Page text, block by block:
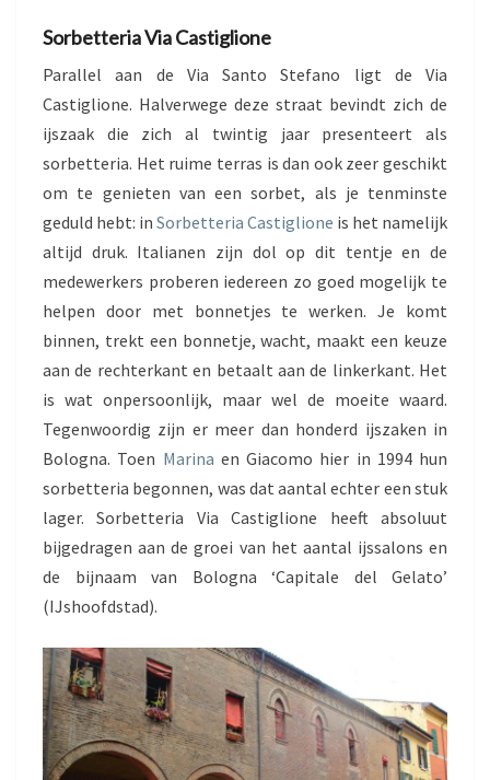
Sorbetteria Via Castiglione
Parallel aan de Via Santo Stefano ligt de Via
Castiglione. Halverwege deze straat bevindt zich de
ijszaak die zich al twintig jaar presenteert als
sorbetteria. Het ruime terras is dan ook zeer geschikt
om te genieten van een sorbet, als je tenminste
geduld hebt: in Sorbetteria Castiglione is het namelijk
altijd druk. Italianen zijn dol op dit tentje en de
medewerkers proberen iedereen zo goed mogelijk te
helpen door met bonnetjes te werken. Je komt
binnen, trekt een bonnetje, wacht, maakt een keuze
aan de rechterkant en betaalt aan de linkerkant. Het
is wat onpersoonlijk, maar wel de moeite waard.
Tegenwoordig zijn er meer dan honderd ijszaken in
Bologna. Toen Marina en Giacomo hier in 1994 hun
sorbetteria begonnen, was dat aantal echter een stuk
lager. Sorbetteria Via Castiglione heeft absoluut
bijgedragen aan de groei van het aantal ijssalons en
de bijnaam van Bologna ‘Capitale del Gelato’
(IJshoofdstad).